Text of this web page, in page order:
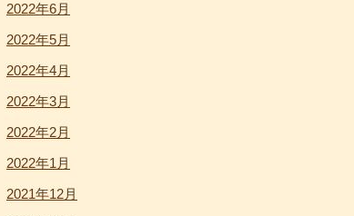
2022年6月
2022年5月
2022年4月
2022年3月
2022年2月
2022年1月
2021年12月